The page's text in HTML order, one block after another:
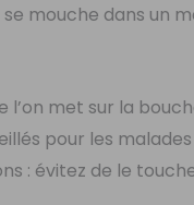
mouche dans un
l’on met sur la
pour les
: évitez de le